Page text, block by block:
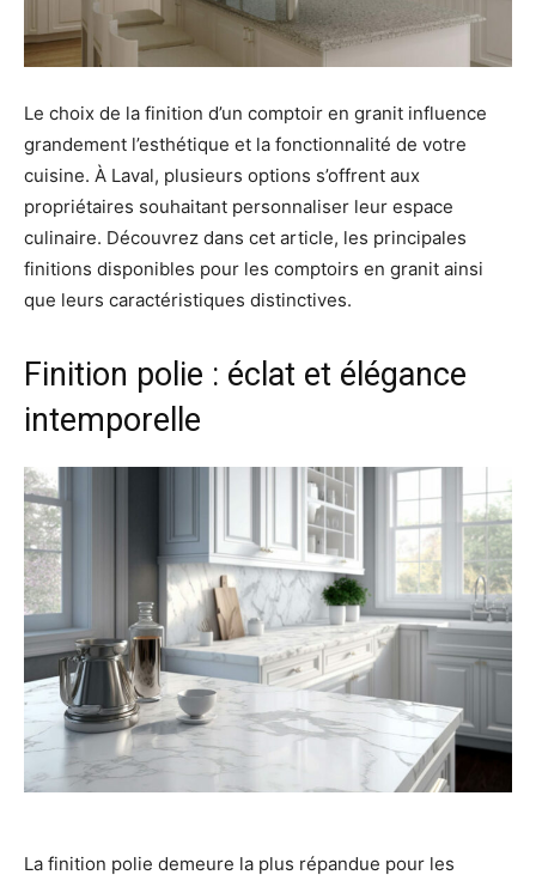
Le choix de la finition d’un comptoir en granit influence
grandement l’esthétique et la fonctionnalité de votre
cuisine. À Laval, plusieurs options s’offrent aux
propriétaires souhaitant personnaliser leur espace
culinaire. Découvrez dans cet article, les principales
finitions disponibles pour les comptoirs en granit ainsi
que leurs caractéristiques distinctives.
Finition polie : éclat et élégance
intemporelle
La finition polie demeure la plus répandue pour les